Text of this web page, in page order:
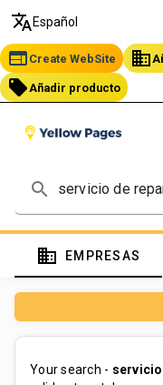
translate Español
web Create WebSite business
local_offer Añadir producto
search
domain EMPRESAS
Your search -